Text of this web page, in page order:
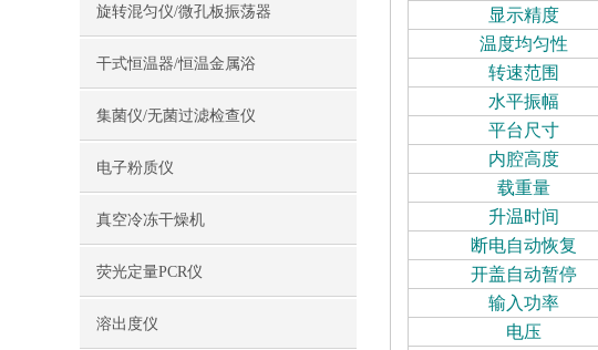
旋转混匀仪/微孔板振荡器
干式恒温器/恒温金属浴
集菌仪/无菌过滤检查仪
电子粉质仪
真空冷冻干燥机
荧光定量PCR仪
溶出度仪
显示精度
温度均匀性
转速范围
水平振幅
平台尺寸
内腔高度
载重量
升温时间
断电自动恢复
开盖自动暂停
输入功率
电压